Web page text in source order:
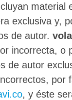
material
exclusiva y,
de autor.
incorrecta, o
de autor
por
, y éste